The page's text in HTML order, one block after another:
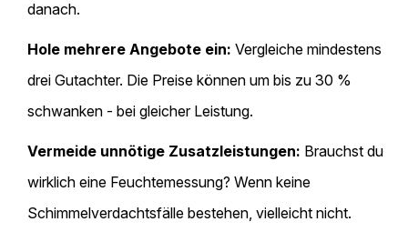
danach.
Hole mehrere Angebote ein: Vergleiche mindestens
drei Gutachter. Die Preise können um bis zu 30 %
schwanken - bei gleicher Leistung.
Vermeide unnötige Zusatzleistungen: Brauchst du
wirklich eine Feuchtemessung? Wenn keine
Schimmelverdachtsfälle bestehen, vielleicht nicht.